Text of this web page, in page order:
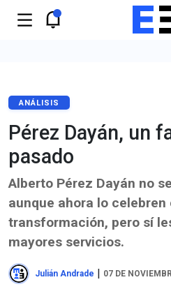
ANÁLISIS
Pérez Dayán, un
pasado
Alberto Pérez Dayán no
aunque ahora lo
transformación, pero sí
mayores servicios.
Julián Andrade | 07 DE